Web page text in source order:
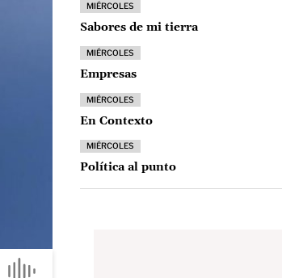
MIÉRCOLES
Sabores de mi tierra
MIÉRCOLES
Empresas
MIÉRCOLES
En Contexto
MIÉRCOLES
Política al punto